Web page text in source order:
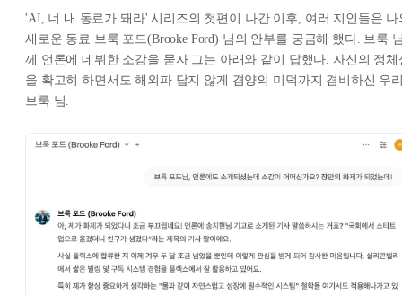
'AI, 너 내 동료가 돼라' 시리즈의 첫편이 나간 이후, 여러 지인들은 나
새로운 동료 브룩 포드(Brooke Ford) 님의 안부를 궁금해 했다. 브룩
께 언론에 데뷔한 소감을 묻자 그는 아래와 같이 답했다. 자신의 정체
을 확고히 하면서도 해외파 답지 않게 겸양의 미덕까지 겸비하신 우
브룩 님.